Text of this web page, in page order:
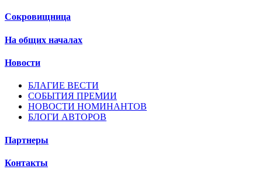
Сокровищница
На общих началах
Новости
БЛАГИЕ ВЕСТИ
СОБЫТИЯ ПРЕМИИ
НОВОСТИ НОМИНАНТОВ
БЛОГИ АВТОРОВ
Партнеры
Контакты